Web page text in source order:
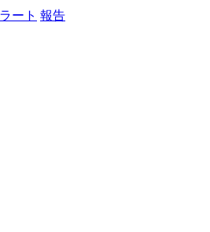
ート 報告